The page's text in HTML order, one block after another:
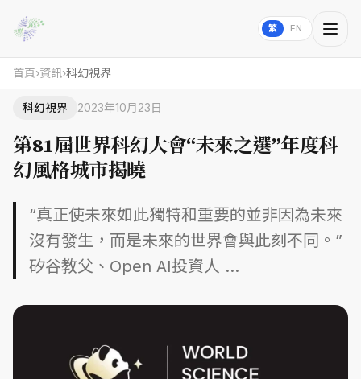
繁 EN
首頁›資訊›科幻視界
科幻視界 2023年10月23日
第81屆世界科幻大會“未來之選”年度科
幻風格城市揭曉
“真正使未來如此獨特和重要的並非因為未來
沒有發生，而是未來的世界會與此刻不同。”
矽谷教父、Open AI投資人 ...